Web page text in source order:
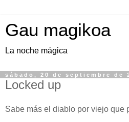
Gau magikoa
La noche mágica
sábado, 20 de septiembre de
Locked up
Sabe más el diablo por viejo que